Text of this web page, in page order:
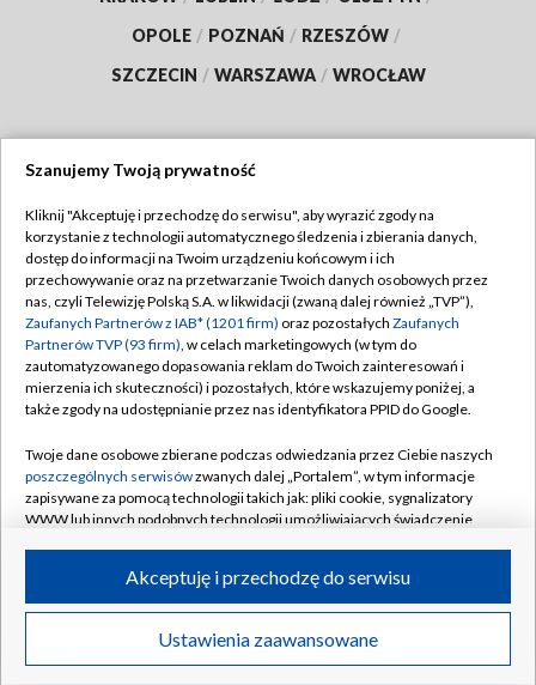
OPOLE / POZNAŃ / RZESZÓW /
SZCZECIN / WARSZAWA / WROCŁAW
TVP
Abonament TVP
Emisja w TVP
Centrum informacji TVP
Naziemna Telewizja Cyfrowa
Rada Programowa
System NOS
Informacje o nadawcy
Program dla prasy
Ogłoszenie przetargowe
Regulamin TVP
Polityka prywatności
Moje zgody
Pomoc
Kontakt
Kanały
©2026 Telewizja Polska S.A. w likwidacji
Szanujemy Twoją prywatność
Kliknij "Akceptuję i przechodzę do serwisu", aby wyrazić zgody na
korzystanie z technologii automatycznego śledzenia i zbierania danych,
dostęp do informacji na Twoim urządzeniu końcowym i ich
przechowywanie oraz na przetwarzanie Twoich danych osobowych przez
nas, czyli Telewizję Polską S.A. w likwidacji (zwaną dalej również „TVP”),
Zaufanych Partnerów z IAB* (1201 firm) oraz pozostałych Zaufanych
Partnerów TVP (93 firm), w celach marketingowych (w tym do
zautomatyzowanego dopasowania reklam do Twoich zainteresowań i
mierzenia ich skuteczności) i pozostałych, które wskazujemy poniżej, a
także zgody na udostępnianie przez nas identyfikatora PPID do Google.
Twoje dane osobowe zbierane podczas odwiedzania przez Ciebie naszych
poszczególnych serwisówzwanych dalej „Portalem”, w tym informacje
zapisywane za pomocą technologii takich jak: pliki cookie, sygnalizatory
WWW lub innych podobnych technologii umożliwiających świadczenie
ruchu w Internecie.
Twoje dane osobowe zbierane podczas odwiedzania przez Ciebie
poszczególnych serwisówna Portalu, takie jak adresy IP, identyfikatory
Ustawienia zaawansowane
Akceptuję i przechodzę do serwisu